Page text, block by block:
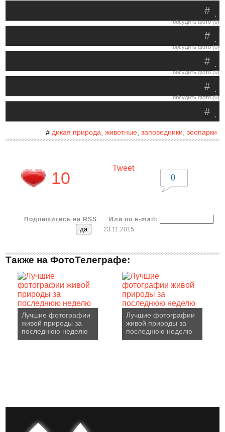
.
#
обсудить фото (0)
.
#
обсудить фото (0)
.
#
обсудить фото (0)
.
#
обсудить фото (0)
.
#
# дикая природа, животные, заповедники зоопарки
10
Tweet
0
Подпишитесь на RSS
Или по e-mail:
23.11.2015
Также на ФотоТелеграфе:
Лучшие фотографии
живой природы за
последнюю неделю
Лучшие фотографии
живой природы за
последнюю неделю